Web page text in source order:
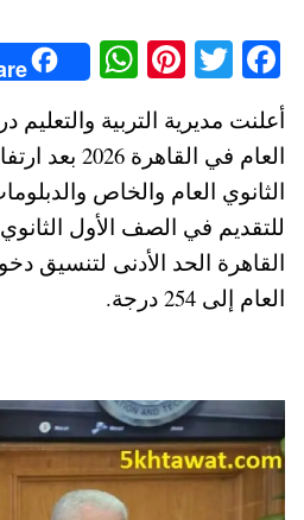
Fa
bo
ok
T
tte
r
Pi
er
es
t
W
ha
ts
A
pp
أعلنت مديرية التربية
العام في
للتقديم في الصف الأول
القاهرة الحد الأدنى لتنسيق
العام إلى 254 درجة.